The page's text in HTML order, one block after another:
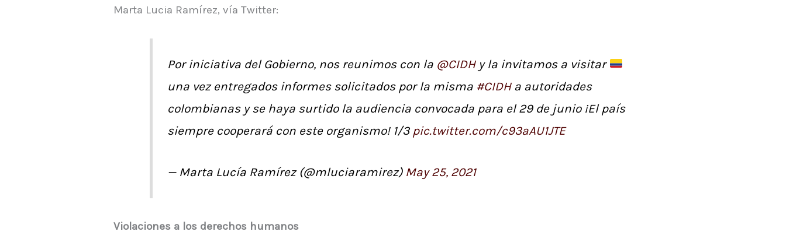
Marta Lucia Ramírez, vía Twitter:
Por iniciativa del Gobierno, nos reunimos con la @CIDHy la invitamos a visitar
una vez entregados informes solicitados por la misma #CIDHa autoridades
colombianas y se haya surtido la audiencia convocada para el 29 de junio ¡El país
siempre cooperará con este organismo! 1/3 pic.twitter.com/c93aAU1JTE
— Marta Lucía Ramírez (@mluciaramirez) May 25, 2021
Violaciones a los derechos humanos